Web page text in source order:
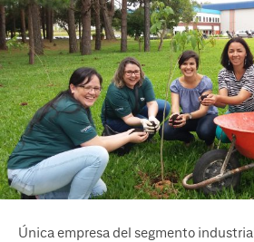
Única empresa del segmento